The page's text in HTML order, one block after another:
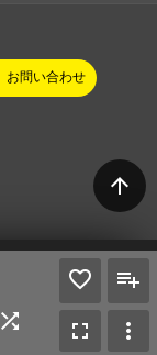
arrow_upward
お問い合わせ
shuffle fullscreen more_vert